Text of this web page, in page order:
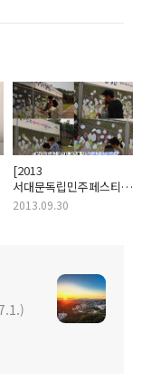
[2013
서대문독립민주페스티벌]
"통곡의 미루나무
2013.09.30